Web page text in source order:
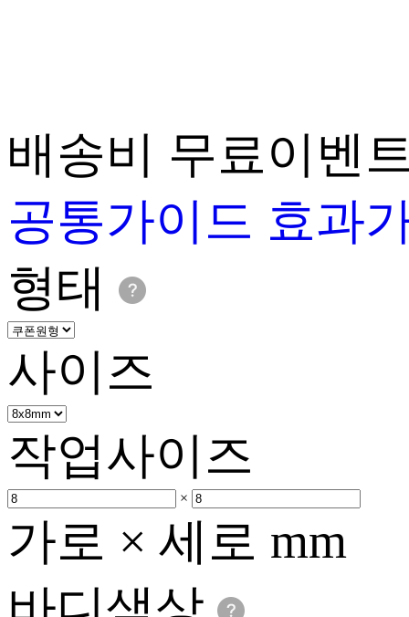
배송비 무료이벤
공통가이드 효과
형태
사이즈
작업사이즈
×
가로 × 세로 mm